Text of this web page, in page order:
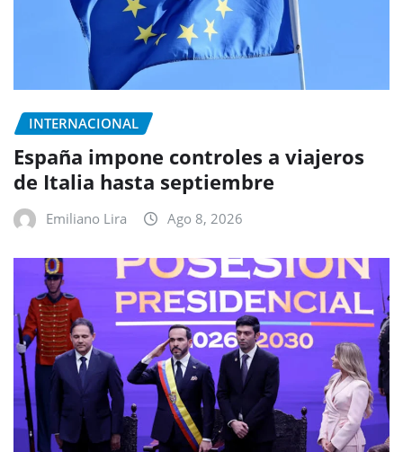
INTERNACIONAL
España impone controles a viajeros
de Italia hasta septiembre
Emiliano Lira Ago 8, 2026